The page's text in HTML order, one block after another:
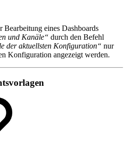
Bearbeitung eines Dashboards
und Kanäle“ durch den Befehl
der aktuellsten Konfiguration“ nur
Konfiguration angezeigt werden.